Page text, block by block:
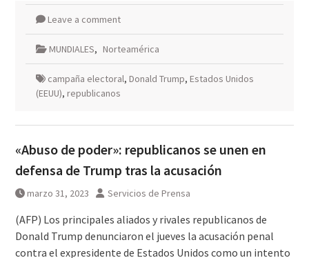
Leave a comment
MUNDIALES, Norteamérica
campaña electoral, Donald Trump, Estados Unidos
(EEUU), republicanos
«Abuso de poder»: republicanos se unen en
defensa de Trump tras la acusación
marzo 31, 2023 Servicios de Prensa
(AFP) Los principales aliados y rivales republicanos de
Donald Trump denunciaron el jueves la acusación penal
contra el expresidente de Estados Unidos como un intento